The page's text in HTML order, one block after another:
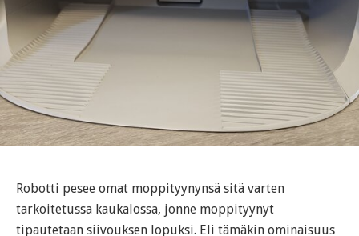
Robotti pesee omat moppityynynsä sitä varten
tarkoitetussa kaukalossa, jonne moppityynyt
tipautetaan siivouksen lopuksi. Eli tämäkin ominaisuus